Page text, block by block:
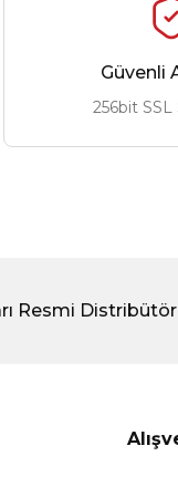
Güvenli
256bit SSL
Resmi